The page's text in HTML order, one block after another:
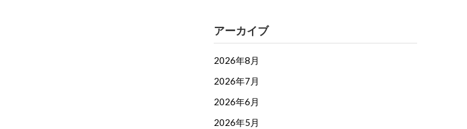
アーカイブ
2026年8月
2026年7月
2026年6月
2026年5月